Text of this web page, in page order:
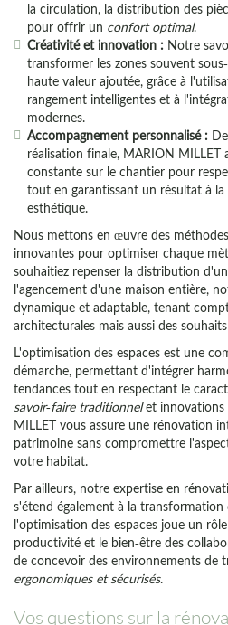
la circulation, la distribution des
pour offrir un confort optimal.
Créativité et innovation : Notre
transformer les zones souvent
haute valeur ajoutée, grâce à
rangement intelligentes et à
modernes.
Accompagnement personnalisé :
réalisation finale, MARION MILLET
constante sur le chantier pour
tout en garantissant un résultat à
esthétique.
Nous mettons en œuvre des
innovantes pour optimiser chaque
souhaitiez repenser la distribution
l'agencement d'une maison entière,
dynamique et adaptable, tenant
architecturales mais aussi des
L'optimisation des espaces est une
démarche, permettant d'intégrer
tendances tout en respectant le
savoir-faire traditionnelet innovations
MILLET vous assure une rénovation
patrimoine sans compromettre
votre habitat.
Par ailleurs, notre expertise en
s'étend également à la
l'optimisation des espaces joue un
productivité et le bien-être des
de concevoir des environnements de
ergonomiques et sécurisés.
Vos questions sur la